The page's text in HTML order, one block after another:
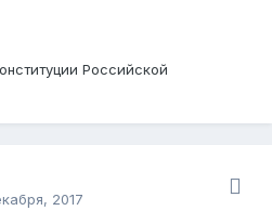
Российской
2017